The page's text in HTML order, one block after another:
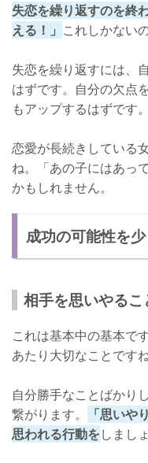
失恋を繰り返すのを終
える！」 これしかない
失恋を繰り返すには、
はずです。自分の欠点
もアップするはずです。
恋愛が長続きしている
ね。「あの子にはあっ
かもしれません。
成功の可能性を
相手を思いやるこ
これは基本中の基本で
あたり大切なことですね
自分勝手なことばかり
繋がります。
「思いや
思われる行動をしまし